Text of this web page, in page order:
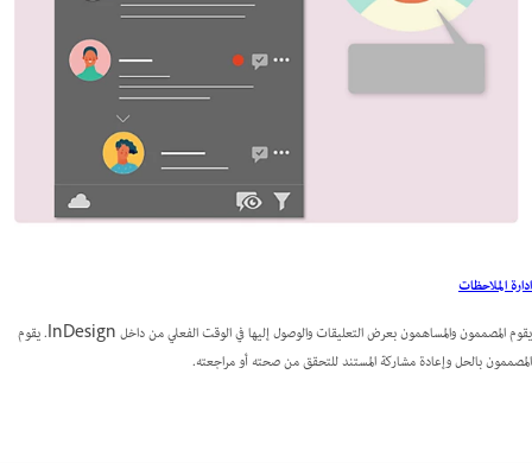
ادارة الملاحظات
يقوم المصممون والمساهمون بعرض التعليقات والوصول إليها في الوقت الفعلي من داخل InDesign. يقوم
المصممون بالحل وإعادة مشاركة المستند للتحقق من صحته أو مراجعته.